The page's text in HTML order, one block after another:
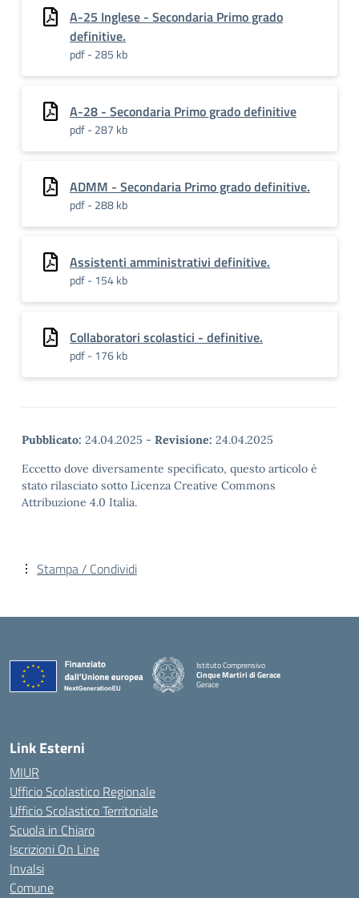
A-25 Inglese - Secondaria Primo grado
definitive.
pdf - 285 kb
A-28 - Secondaria Primo grado definitive
pdf - 287 kb
ADMM - Secondaria Primo grado definitive.
pdf - 288 kb
Assistenti amministrativi definitive.
pdf - 154 kb
Collaboratori scolastici - definitive.
pdf - 176 kb
Pubblicato: 24.04.2025 - Revisione: 24.04.2025
Eccetto dove diversamente specificato, questo articolo è
stato rilasciato sotto Licenza Creative Commons
Attribuzione 4.0 Italia.
Stampa / Condividi
Istituto Comprensivo
Cinque Martiri di Gerace
Gerace
Link Esterni
MIUR
Ufficio Scolastico Regionale
Ufficio Scolastico Territoriale
Scuola in Chiaro
Iscrizioni On Line
Invalsi
Comune